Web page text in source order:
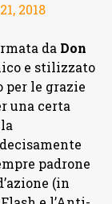
2018
da Don
e stilizzato
per le grazie
una certa
padrone
(in